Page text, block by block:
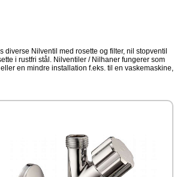
Nilventil med rosette og filter, nil stopventil
i rustfri stål. Nilventiler / Nilhaner fungerer som
en mindre installation f.eks. til en vaskemaskine,